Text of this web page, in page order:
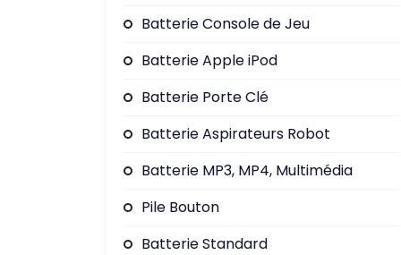
Batterie Console de Jeu
Batterie Apple iPod
Batterie Porte Clé
Batterie Aspirateurs Robot
Batterie MP3, MP4, Multimédia
Pile Bouton
Batterie Standard